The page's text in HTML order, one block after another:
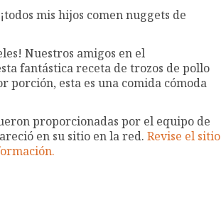
mis hijos comen nuggets de
Nuestros amigos en el
fantástica receta de trozos de pollo
porción, esta es una comida cómoda
proporcionadas por el equipo de
en su sitio en la red. Revise el sitio